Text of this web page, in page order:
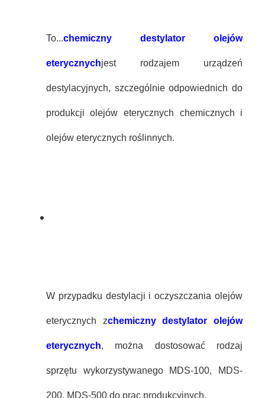
To...chemiczny destylator olejów
eterycznychjest rodzajem urządzeń
destylacyjnych, szczególnie odpowiednich do
produkcji olejów eterycznych chemicznych i
olejów eterycznych roślinnych.
W przypadku destylacji i oczyszczania olejów
eterycznych zchemiczny destylator olejów
eterycznych, można dostosować rodzaj
sprzętu wykorzystywanego MDS-100, MDS-
200, MDS-500 do prac produkcyjnych.